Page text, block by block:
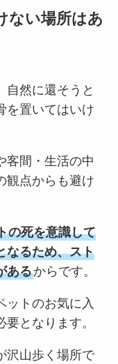
ない場所はあ
自然に還そうと
を置いてはいけ
客間・生活の中
観点からも避け
の死を意識して
なるため、スト
あるからです。
ットのお気に入
となります。
沢山歩く場所で